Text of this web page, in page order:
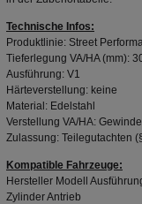
Technische Infos:
Produktlinie: Street
Tieferlegung VA/HA (mm):
Ausführung: V1
Härteverstellung: keine
Material: Edelstahl
Verstellung VA/HA:
Zulassung: Teilegutachten
Kompatible Fahrzeuge:
Hersteller Modell
Zylinder Antrieb